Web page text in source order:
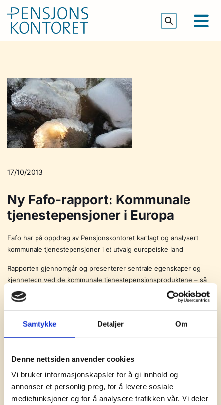
Samtykke Detaljer Om
Denne nettsiden anvender cookies
Vi bruker informasjonskapsler for å gi innhold og
annonser et personlig preg, for å levere sosiale
mediefunksjoner og for å analysere trafikken vår. Vi deler
17/10/2013
Ny Fafo-rapport: Kommunale
tjenestepensjoner i Europa
Fafo har på oppdrag av Pensjonskontoret kartlagt og analysert
kommunale tjenestepensjoner i et utvalg europeiske land.
Rapporten gjennomgår og presenterer sentrale egenskaper og
kjennetegn ved de kommunale tjenestepensjonsproduktene – så
som ytelser og utforming av ordningene, opptjeningsprinsipper,
pensjonsalder m.m. Det er gjort få forskningsstudier internasjonalt
derfor ny kunnskap på området.
http://develop.fafo.no/pensjonsforum/pensjonsforum/article/1219
9.html